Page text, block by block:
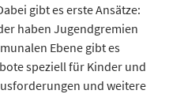
gibt es erste Ansätze:
haben Jugendgremien
Ebene gibt es
speziell für Kinder und
und weitere